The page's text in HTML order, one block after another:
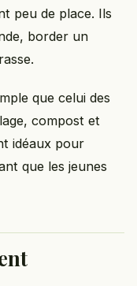
peu de place. Ils
border un
que celui des
compost et
idéaux pour
que les jeunes